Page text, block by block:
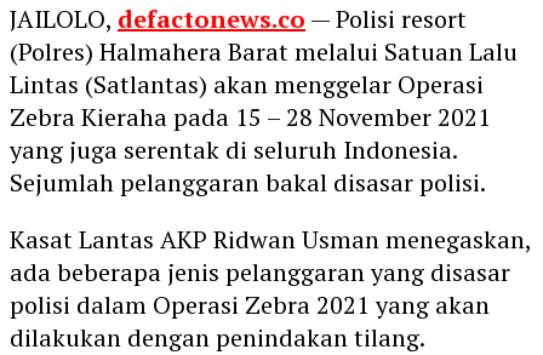
JAILOLO, defactonews.co — Polisi resort
(Polres) Halmahera Barat melalui Satuan Lalu
Lintas (Satlantas) akan menggelar Operasi
Zebra Kieraha pada 15 – 28 November 2021
yang juga serentak di seluruh Indonesia.
Sejumlah pelanggaran bakal disasar polisi.
Kasat Lantas AKP Ridwan Usman menegaskan,
ada beberapa jenis pelanggaran yang disasar
polisi dalam Operasi Zebra 2021 yang akan
dilakukan dengan penindakan tilang.